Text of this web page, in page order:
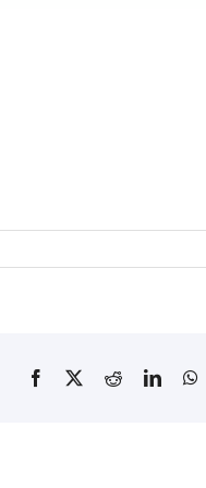
Facebook Reddit